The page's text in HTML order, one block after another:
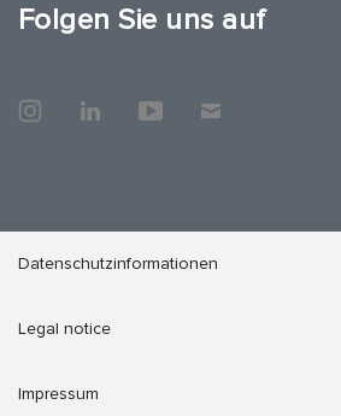
Folgen Sie uns auf
Datenschutzinformationen
Legal notice
Impressum